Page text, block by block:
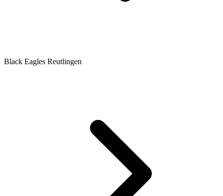
Black Eagles Reutlingen